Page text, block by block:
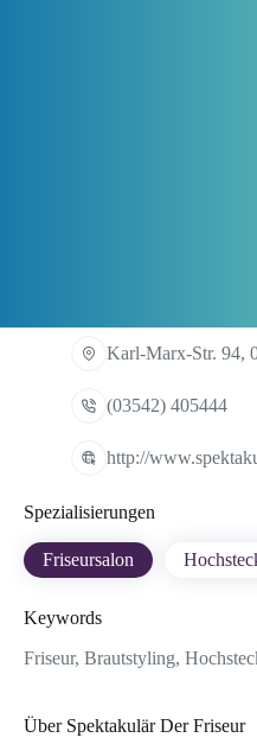
Karl-Marx-Str. 94,
(03542) 405444
http://
Spezialisierungen
Friseursalon
Keywords
Friseur, Brautstyling,
Über Spektakulär Der Friseur